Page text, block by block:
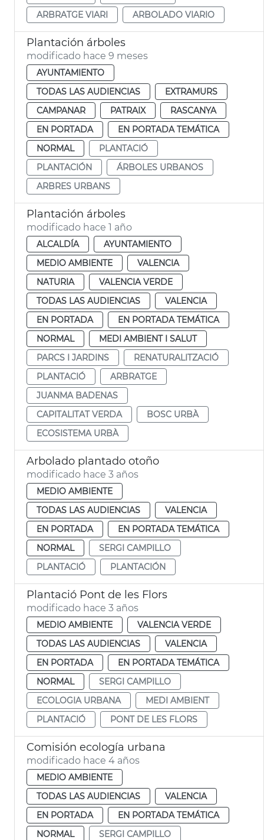
ARBRATGE VIARI
ARBOLADO VIARIO
Plantación árboles
modificado hace 9 meses
AYUNTAMIENTO
TODAS LAS AUDIENCIAS
EXTRAMURS
CAMPANAR
PATRAIX
RASCANYA
EN PORTADA
EN PORTADA TEMÁTICA
NORMAL
PLANTACIÓ
PLANTACIÓN
ÁRBOLES URBANOS
ARBRES URBANS
Plantación árboles
modificado hace 1 año
ALCALDÍA
AYUNTAMIENTO
MEDIO AMBIENTE
VALENCIA
NATURIA
VALENCIA VERDE
TODAS LAS AUDIENCIAS
VALENCIA
EN PORTADA
EN PORTADA TEMÁTICA
NORMAL
MEDI AMBIENT I SALUT
PARCS I JARDINS
RENATURALITZACIÓ
PLANTACIÓ
ARBRATGE
JUANMA BADENAS
CAPITALITAT VERDA
BOSC URBÀ
ECOSISTEMA URBÀ
Arbolado plantado otoño
modificado hace 3 años
MEDIO AMBIENTE
TODAS LAS AUDIENCIAS
VALENCIA
EN PORTADA
EN PORTADA TEMÁTICA
NORMAL
SERGI CAMPILLO
PLANTACIÓ
PLANTACIÓN
Plantació Pont de les Flors
modificado hace 3 años
MEDIO AMBIENTE
VALENCIA VERDE
TODAS LAS AUDIENCIAS
VALENCIA
EN PORTADA
EN PORTADA TEMÁTICA
NORMAL
SERGI CAMPILLO
ECOLOGIA URBANA
MEDI AMBIENT
PLANTACIÓ
PONT DE LES FLORS
Comisión ecología urbana
modificado hace 4 años
MEDIO AMBIENTE
TODAS LAS AUDIENCIAS
VALENCIA
EN PORTADA
EN PORTADA TEMÁTICA
NORMAL
SERGI CAMPILLO